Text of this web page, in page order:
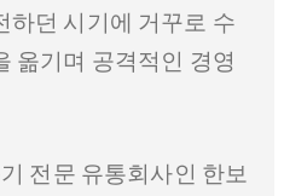
하던 시기에 거꾸로 수
옮기며 공격적인 경영
전문 유통회사인 한보